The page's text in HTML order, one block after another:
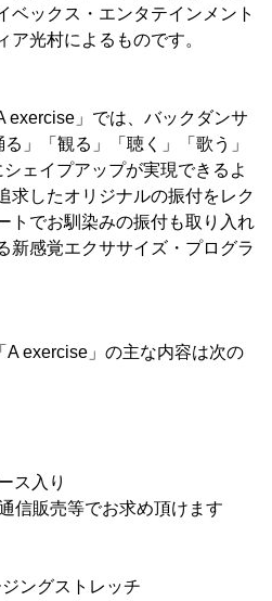
ベックス・エンタテインメント
光村によるものです。
exercise」では、バックダンサ
」「観る」「聴く」「歌う」
ェイプアップが実現できるよ
求したオリジナルの振付をレク
トでお馴染みの振付も取り入れ
新感覚エクササイズ・プログラ
exercise」の主な内容は次の
ス入り
信販売等でお求め頂けます
ングストレッチ